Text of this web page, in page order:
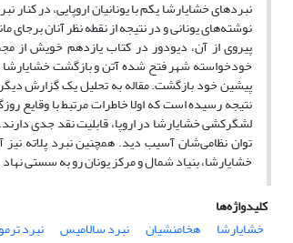
نبردهای خشایارشا یکم با یونانیان اروپایی، در
نوشته‌های یونانی و در نتیجه از نقطه نظر آنان
پیروی از آن، دیودور در کتاب یازدهم خویش از
خودخواسته شهر فتح شده آتن و بازگشت خشایارشا به
پیشین خود بازگشت. مقاله به تحلیل یک گزارش دیگر
نتیجه رسیده است که اولا خاطرات مرتبط با وقایع
لشگرکشی خشایارشا در اروپا، قابلیت نقد جدی
توان نظامی‌شان آسیب دید. همچنین نبرد پلاته
خشایارشا، بنیاد شمال و مرکز یونان رو به سستی
کلیدواژه‌ها
خشایارشا
هخامنشیان نبرد سالامیس نبرد